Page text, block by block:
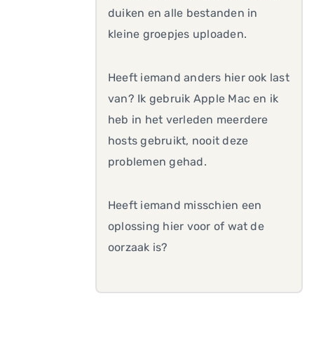
duiken en alle bestanden in
kleine groepjes uploaden.
Heeft iemand anders hier ook last
van? Ik gebruik Apple Mac en ik
heb in het verleden meerdere
hosts gebruikt, nooit deze
problemen gehad.
Heeft iemand misschien een
oplossing hier voor of wat de
oorzaak is?